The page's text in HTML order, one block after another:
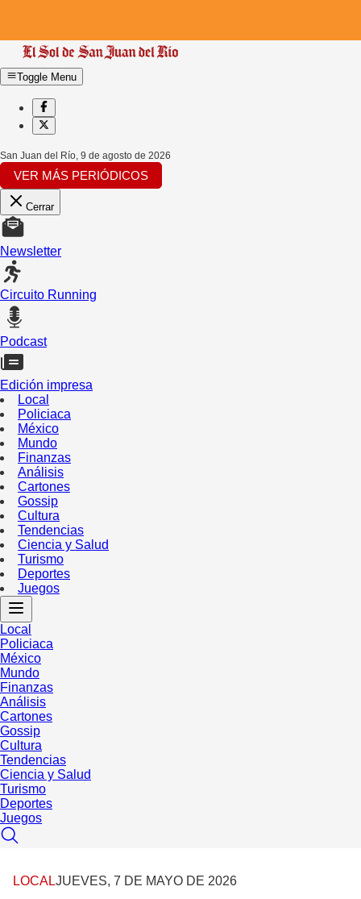
Toggle Menu
San Juan del Río, 9 de agosto de 2026
VER MÁS PERIÓDICOS
Cerrar
Newsletter
Circuito Running
Podcast
Edición impresa
Local
Policiaca
México
Mundo
Finanzas
Análisis
Cartones
Gossip
Cultura
Tendencias
Ciencia y Salud
Turismo
Deportes
Juegos
Local
Policiaca
México
Mundo
Finanzas
Análisis
Cartones
Gossip
Cultura
Tendencias
Ciencia y Salud
Turismo
Deportes
Juegos
LOCALJUEVES, 7 DE MAYO DE 2026